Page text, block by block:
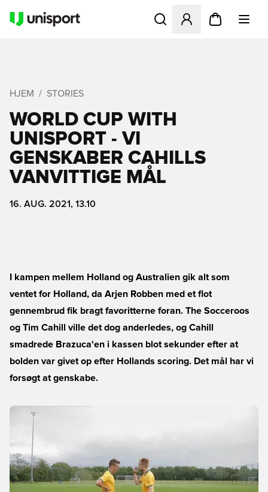
Åbner en Modal til at
HJEM STORIES
WORLD CUP WITH
UNISPORT - VI
GENSKABER CAHILLS
VANVITTIGE MÅL
16. AUG. 2021, 13.10
I kampen mellem Holland og Australien gik alt som
ventet for Holland, da Arjen Robben med et flot
gennembrud fik bragt favoritterne foran. The Socceroos
og Tim Cahill ville det dog anderledes, og Cahill
smadrede Brazuca'en i kassen blot sekunder efter at
bolden var givet op efter Hollands scoring. Det mål har vi
forsøgt at genskabe.